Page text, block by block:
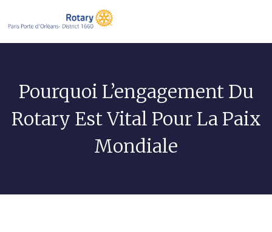
Pourquoi L’engagement Du
Rotary Est Vital Pour La Paix
Mondiale